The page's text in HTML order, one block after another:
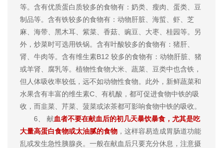
等。含有优质蛋白质较多的食物有：奶类、瘦肉、蛋类、豆
制品等。含有铁较多的食物有：动物肝脏、海蜇、虾、芝
麻、海带、黑木耳、紫菜、香菇、豌豆、大枣、桂园等。另
外，炒菜时可选用铁锅。含有叶酸较多的食物有：猪肝、
肾、牛肉等。含有维生素B12 较多的食物有：动物肝脏、猪
或羊肾、腐乳等。植物性食物大米、蔬菜、豆类中也含铁，
但人体吸收率较低，远不如动物性食物。此外，新鲜蔬菜和
水果含有丰富的维生素C、有机酸，都可促进食物中铁的吸
收，而韭菜、芹菜、菠菜或浓茶都可影响食物中铁的吸收。
6、 献血者不要在献血后的初几天暴饮暴食，尤其是吃
大量高蛋白食物或太油腻的食物 ，这样容易造成胃肠道功能
乱或发生急性胰腺炎。一般在献血后只要充分休息，注意摄